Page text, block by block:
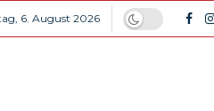
6. August 2026